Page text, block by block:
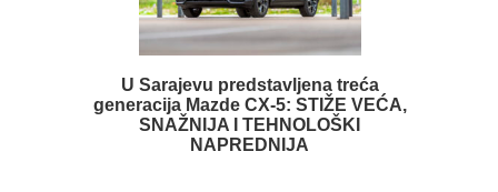
U Sarajevu predstavljena treća
generacija Mazde CX-5: STIŽE VEĆA,
SNAŽNIJA I TEHNOLOŠKI
NAPREDNIJA